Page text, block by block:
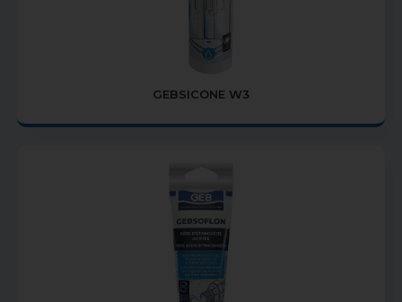
GEBSICONE W3